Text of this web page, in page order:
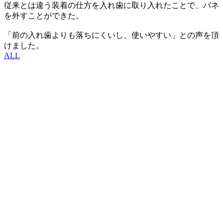
従来とは違う装着の仕方を入れ歯に取り入れたことで、バネ
を外すことができた。
「前の入れ歯よりも落ちにくいし、使いやすい」との声を頂
けました。
ALL